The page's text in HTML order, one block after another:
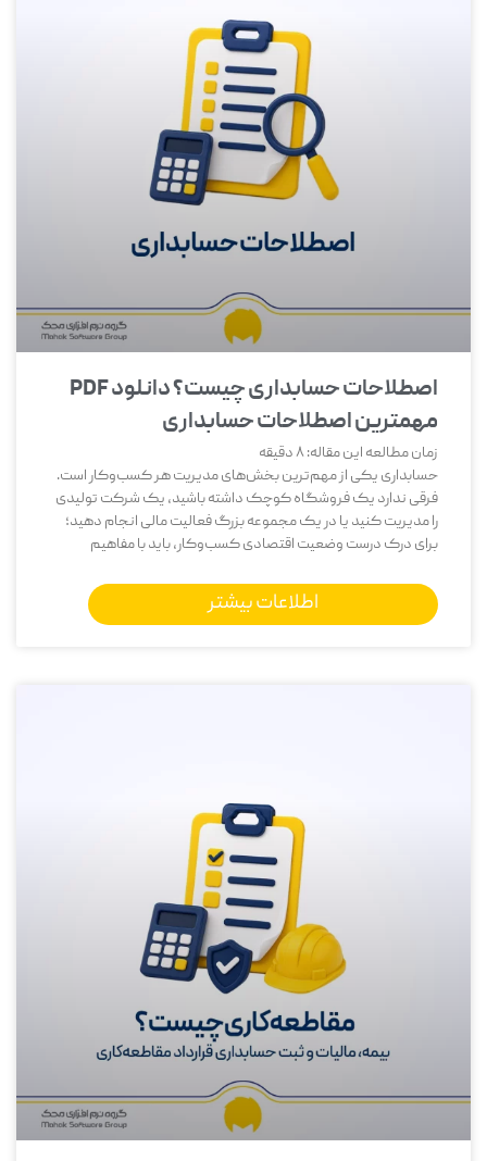
اصطلاحات حسابداری چیست؟ دانلود PDF
مهمترین اصطلاحات حسابداری
زمان مطالعه این مقاله:8دقیقه
حسابداری یکی از مهم‌ترین بخش‌های مدیریت هر کسب‌وکار است.
فرقی ندارد یک فروشگاه کوچک داشته باشید، یک شرکت تولیدی
را مدیریت کنید یا در یک مجموعه بزرگ فعالیت مالی انجام دهید؛
برای درک درست وضعیت اقتصادی کسب‌وکار، باید با مفاهیم
اطلاعات بیشتر